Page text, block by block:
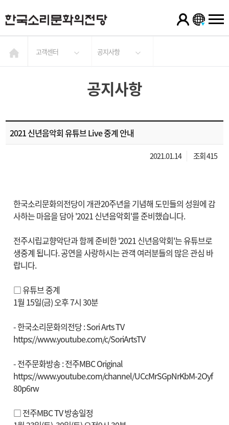
고객센터 공지사항
공지사항
2021 신년음악회 유튜브 Live 중계 안내
2021.01.14 조회 415
한국소리문화의전당이 개관20주년을 기념해 도민들의 성원에 감
사하는 마음을 담아 '2021 신년음악회'를 준비했습니다.
전주시립교향악단과 함께 준비한 '2021 신년음악회'는 유튜브로
생중계 됩니다. 공연을 사랑하시는 관객 여러분들의 많은 관심 바
랍니다.
□ 유튜브 중계
1월 15일(금) 오후 7시 30분
- 한국소리문화의전당 : Sori Arts TV
https://www.youtube.com/c/SoriArtsTV
- 전주문화방송 : 전주MBC Original
https://www.youtube.com/channel/UCcMrSGpNrKbM-2Oyf
80p6rw
□ 전주MBC TV 방송일정